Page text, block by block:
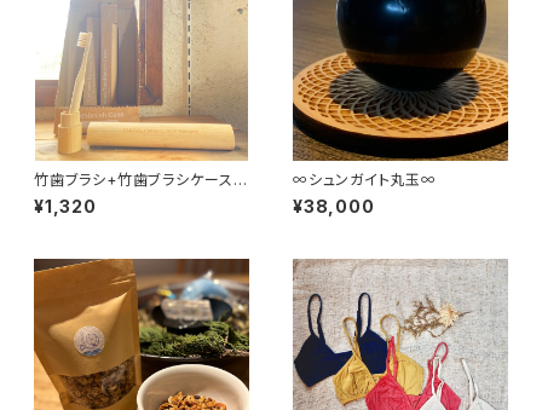
竹歯ブラシ+竹歯ブラシケースセ
ット
¥1,320
∞シュンガイト丸玉∞
¥38,000